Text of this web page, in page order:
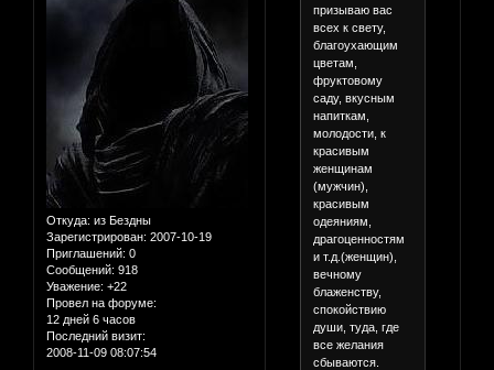
Откуда: из Бездны
Зарегистрирован: 2007-10-19
Приглашений: 0
Сообщений: 918
Уважение: +22
Провел на форуме:
12 дней 6 часов
Последний визит:
2008-11-09 08:07:54
призываю вас
всех к свету,
благоухающим
цветам,
фруктовому
саду, вкусным
напиткам,
молодости, к
красивым
женщинам
(мужчин),
красивым
одеяниям,
драгоценностям
и т.д.(женщин),
вечному
блаженству,
спокойствию
души, туда, где
все желания
сбываются.